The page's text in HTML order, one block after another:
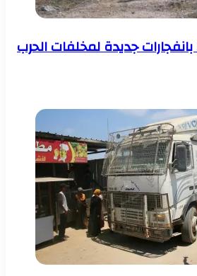
وفاة طفل وإصابة 3 بانفجارات جديدة لمخلفات الحرب